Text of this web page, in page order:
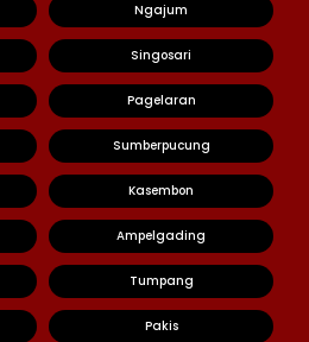
Ngajum
Singosari
Pagelaran
Sumberpucung
Kasembon
Ampelgading
Tumpang
Pakis